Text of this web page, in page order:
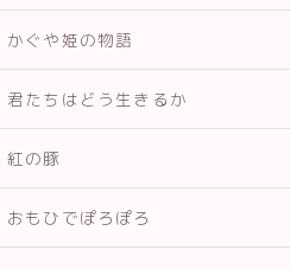
かぐや姫の物語
君たちはどう生きるか
紅の豚
おもひでぽろぽろ